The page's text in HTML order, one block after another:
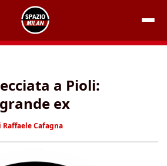
a Pioli:
ex
Raffaele Cafagna